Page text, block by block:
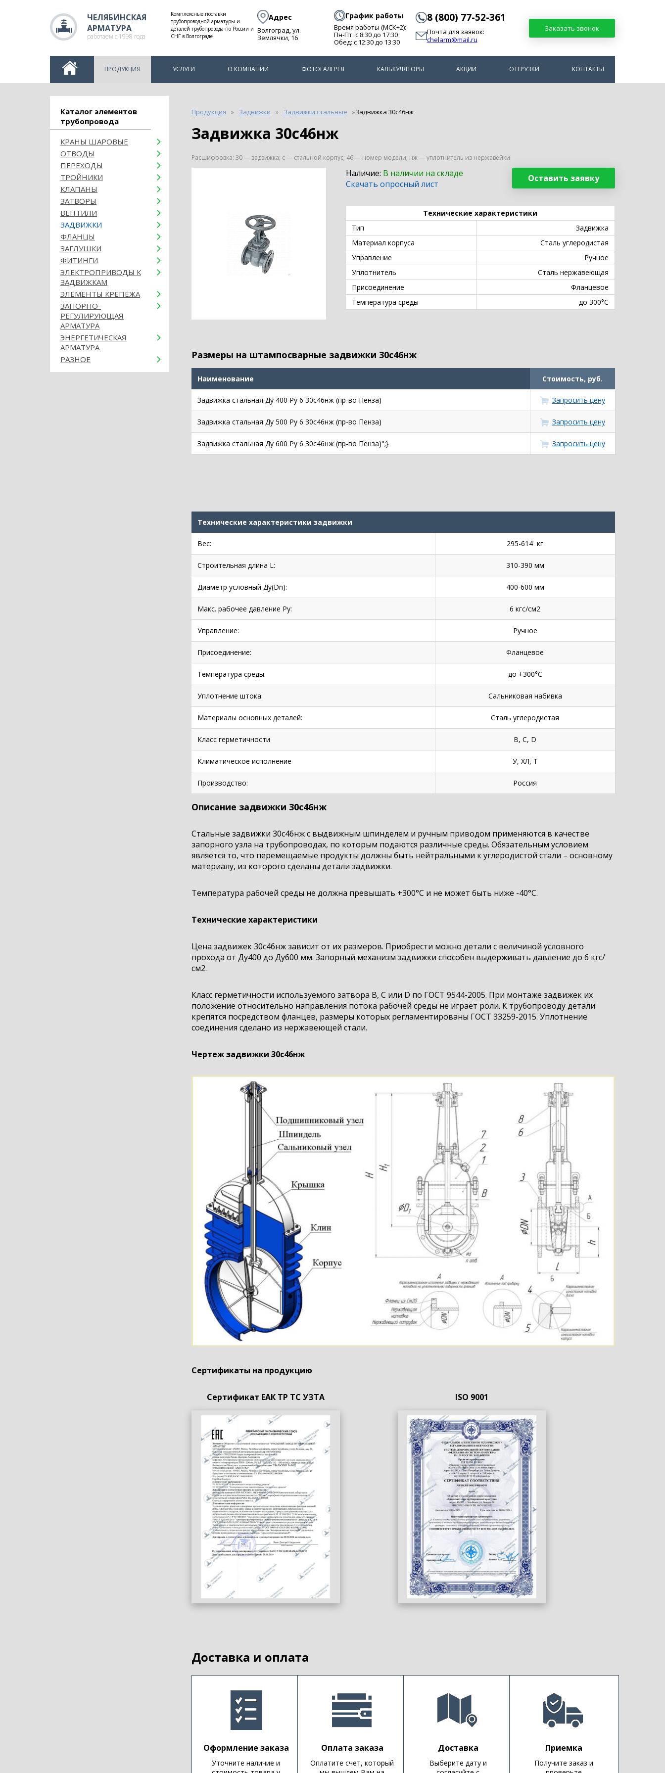
ЧЕЛЯБИНСКАЯ
АРМАТУРА
работаем с 1998 года
Комплексные поставки
трубопроводной арматуры и
деталей трубопровода по России и
СНГ в Волгограде
Адрес
Волгоград, ул.
Землячки, 16
График работы
Время работы (МСК+2):
Пн-Пт: с 8:30 до 17:30
Обед: с 12:30 до 13:30
8 (800) 77-52-361
Почта для заявок:
chelarm@mail.ru
Заказать звонок
ПРОДУКЦИЯ УСЛУГИ О КОМПАНИИ ФОТОГАЛЕРЕЯ КАЛЬКУЛЯТОРЫ АКЦИИ ОТГРУЗКИ КОНТАКТЫ
Каталог элементов
трубопровода
КРАНЫ ШАРОВЫЕ
ОТВОДЫ
ПЕРЕХОДЫ
ТРОЙНИКИ
КЛАПАНЫ
ЗАТВОРЫ
ВЕНТИЛИ
ЗАДВИЖКИ
ФЛАНЦЫ
ЗАГЛУШКИ
ФИТИНГИ
ЭЛЕКТРОПРИВОДЫ К
ЗАДВИЖКАМ
ЭЛЕМЕНТЫ КРЕПЕЖА
ЗАПОРНО-
РЕГУЛИРУЮЩАЯ
АРМАТУРА
ЭНЕРГЕТИЧЕСКАЯ
АРМАТУРА
РАЗНОЕ
Продукция Задвижки Задвижки стальные Задвижка 30с46нж
Задвижка 30с46нж
Расшифровка: 30 — задвижка; с — стальной корпус; 46 — номер модели; нж — уплотнитель из нержавейки
Наличие: В наличии на складе Оставить заявку
Скачать опросный лист
Технические характеристики
Тип
Задвижка
Материал корпуса
Сталь углеродистая
Управление
Ручное
Уплотнитель
Сталь нержавеющая
Присоединение
Фланцевое
Температура среды
до 300°С
Размеры на штампосварные задвижки 30с46нж
Наименование Стоимость, руб.
Задвижка стальная Ду 400 Ру 6 30с46нж (пр-во Пенза) Запросить цену
Задвижка стальная Ду 500 Ру 6 30с46нж (пр-во Пенза) Запросить цену
Задвижка стальная Ду 600 Ру 6 30с46нж (пр-во Пенза)";} Запросить цену
Технические характеристики задвижки
Вес: 295-614 кг
Строительная длина L: 310-390 мм
Диаметр условный Ду(Dn): 400-600 мм
Макс. рабочее давление Ру: 6 кгс/см2
Управление: Ручное
Присоединение: Фланцевое
Температура среды: до +300°С
Уплотнение штока: Сальниковая набивка
Материалы основных деталей: Сталь углеродистая
Класс герметичности B, C, D
Климатическое исполнение У, ХЛ, Т
Производство: Россия
Описание задвижки 30с46нж
Стальные задвижки 30с46нж с выдвижным шпинделем и ручным приводом применяются в качестве
запорного узла на трубопроводах, по которым подаются различные среды. Обязательным условием
является то, что перемещаемые продукты должны быть нейтральными к углеродистой стали – основному
материалу, из которого сделаны детали задвижки.
Температура рабочей среды не должна превышать +300°С и не может быть ниже -40°С.
Технические характеристики
Цена задвижек 30с46нж зависит от их размеров. Приобрести можно детали с величиной условного
прохода от Ду400 до Ду600 мм. Запорный механизм задвижки способен выдерживать давление до 6 кгс/
см2.
Класс герметичности используемого затвора В, С или D по ГОСТ 9544-2005. При монтаже задвижек их
положение относительно направления потока рабочей среды не играет роли. К трубопроводу детали
крепятся посредством фланцев, размеры которых регламентированы ГОСТ 33259-2015. Уплотнение
соединения сделано из нержавеющей стали.
Чертеж задвижки 30с46нж
Сертификаты на продукцию
Сертификат ЕАК ТР ТС УЗТА ISO 9001
Доставка и оплата
Оформление заказа
Уточните наличие и
Оплата заказа
Оплатите счет, который
Доставка
Выберите дату и
Приемка
Получите заказ и